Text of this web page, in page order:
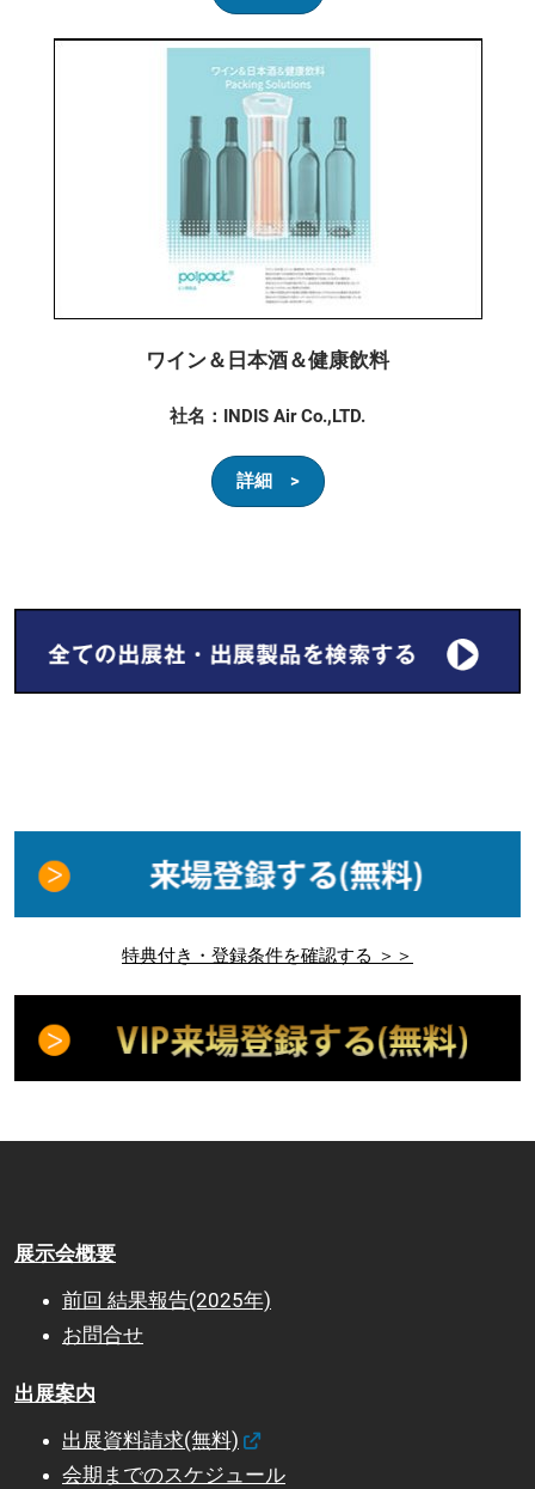
ワイン＆日本酒＆健康飲料
社名：INDIS Air Co.,LTD.
詳細 >
特典付き・登録条件を確認する ＞＞
展示会概要
前回 結果報告(2025年)
お問合せ
出展案内
出展資料請求(無料)
会期までのスケジュール